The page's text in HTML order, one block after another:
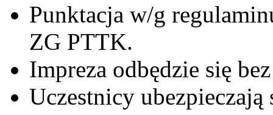
Punktacja w/g
ZG PTTK.
Impreza odbędzie się
Uczestnicy ubezpieczają